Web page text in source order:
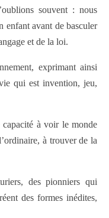
souvent : nous
enfant avant de basculer
et de la loi.
exprimant ainsi
qui est invention, jeu,
capacité à voir le monde
à trouver de la
des pionniers qui
des formes inédites,